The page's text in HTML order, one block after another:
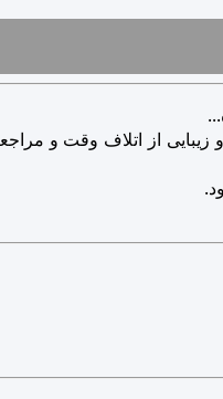
از اتلاف وقت و